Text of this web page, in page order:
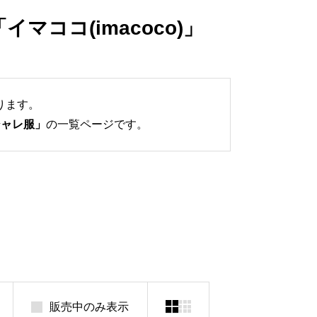
イマココ(imacoco) 」
す。
レ服」 の一覧ページです。
販売中のみ表示 